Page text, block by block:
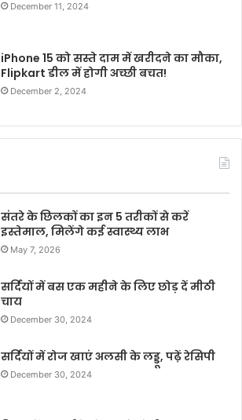
December 11, 2024
iPhone 15 को सस्ते दाम में खरीदने का मौका,
Flipkart डील में होगी अच्छी बचत!
December 2, 2024
संतरे के छिलकों का इन 5 तरीकों से करें
इस्तेमाल, मिलेंगे कई स्वास्थ्य लाभ
May 7, 2026
सर्दियों में बस एक महीने के लिए छोड़ दें मीठी
चाय
December 30, 2024
सर्दियों में रोज खाएं अलसी के लड्डू, पढ़ें रेसिपी
December 30, 2024